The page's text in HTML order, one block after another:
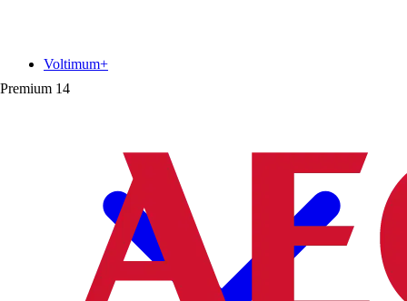
Premium 14
Voltimum+